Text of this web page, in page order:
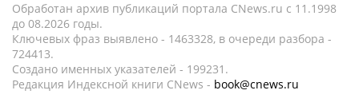
Обработан архив публикаций портала CNews.ru c 11.1998
до 08.2026 годы.
Ключевых фраз выявлено - 1463328, в очереди разбора -
724413.
Создано именных указателей - 199231.
Редакция Индексной книги CNews - book@cnews.ru